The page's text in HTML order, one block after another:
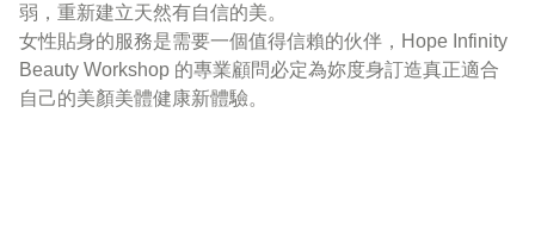
弱，重新建立天然有自信的美。
女性貼身的服務是需要一個值得信賴的伙伴，Hope Infinity
Beauty Workshop 的專業顧問必定為妳度身訂造真正適合
自己的美顏美體健康新體驗。